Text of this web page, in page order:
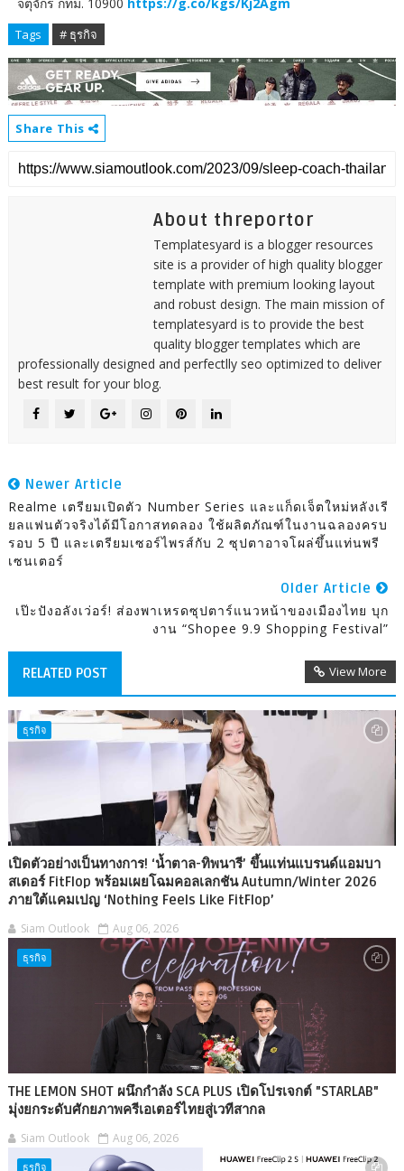
Tags # ธุรกิจ
Share This
About threportor
Templatesyard is a blogger resources
site is a provider of high quality blogger
template with premium looking layout
and robust design. The main mission of
templatesyard is to provide the best
quality blogger templates which are
professionally designed and perfectlly seo optimized to deliver
best result for your blog.
Newer Article
Realme เตรียมเปิดตัว Number Series และแก็ดเจ็ตใหม่หลังเรี
ยลแฟนตัวจริงได้มีโอกาสทดลอง ใช้ผลิตภัณฑ์ในงานฉลองครบ
รอบ 5 ปี และเตรียมเซอร์ไพรส์กับ 2 ซุปตาอาจโผล่ขึ้นแท่นพรี
เซนเตอร์
Older Article
เป๊ะปังอลังเว่อร์! ส่องพาเหรดซุปตาร์แนวหน้าของเมืองไทย บุก
งาน “Shopee 9.9 Shopping Festival”
RELATED POST View More
ธุรกิจ
เปิดตัวอย่างเป็นทางการ! ‘น้ำตาล-ทิพนารี’ ขึ้นแท่นแบรนด์แอมบา
สเดอร์ FitFlop พร้อมเผยโฉมคอลเลกชัน Autumn/Winter 2026
ภายใต้แคมเปญ ‘Nothing Feels Like FitFlop’
Siam Outlook Aug 06, 2026
ธุรกิจ
THE LEMON SHOT ผนึกกำลัง SCA PLUS เปิดโปรเจกต์ "STARLAB"
มุ่งยกระดับศักยภาพครีเอเตอร์ไทยสู่เวทีสากล
Siam Outlook Aug 06, 2026
ธุรกิจ